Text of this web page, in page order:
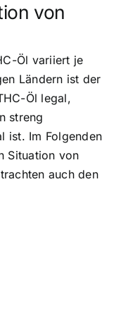
von
Öl variiert je
Ländern ist der
Öl legal,
streng
ist. Im Folgenden
Situation von
auch den